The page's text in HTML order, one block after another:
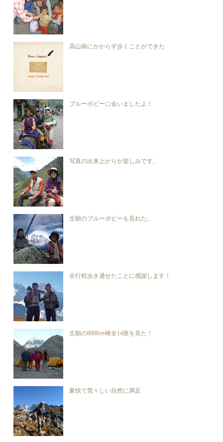
高山病にかからず歩くことができた
ブルーポピーに会いましたよ！
写真の出来上がりが楽しみです。
念願のブルーポピーを見れた。
全行程歩き通せたことに感謝します！
念願の8000ｍ峰全14座を見た！
豪快で荒々しい自然に満足